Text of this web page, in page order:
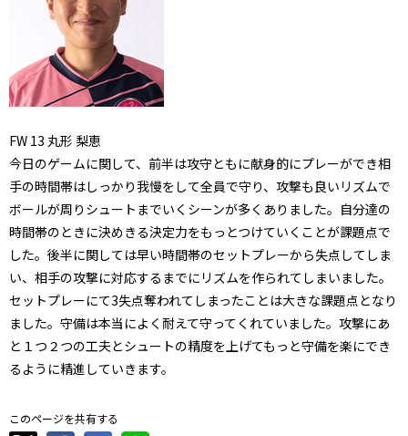
FW 13 丸形 梨恵
今日のゲームに関して、 前半は攻守ともに献身的にプレーができ相
手の時間帯はしっかり我慢をして全員で守り、 攻撃も良いリズムで
ボールが周りシュートまでいくシーンが多くあ りました。自分達の
時間帯のときに決めきる決定力をもっとつけていくことが課題点で
した。後半に関しては早い時間帯のセットプレーから失点してしま
い、 相手の攻撃に対応するまでにリズムを作られてしまいました。
セットプレーにて3失点奪われてしまったことは大きな課題点とな り
ました。守備は本当によく耐えて守ってくれていました。攻撃にあ
と１つ２つの工夫とシュートの精度を上げてもっと守備を楽にでき
るように精進していきます。
このページを共有する